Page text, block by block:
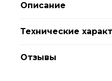
Описание
Технические
Отзывы